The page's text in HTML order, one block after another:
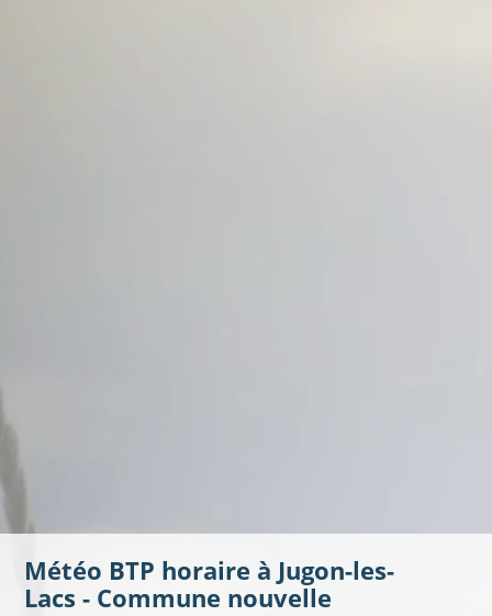
Météo BTP horaire à Jugon-les-
Lacs - Commune nouvelle